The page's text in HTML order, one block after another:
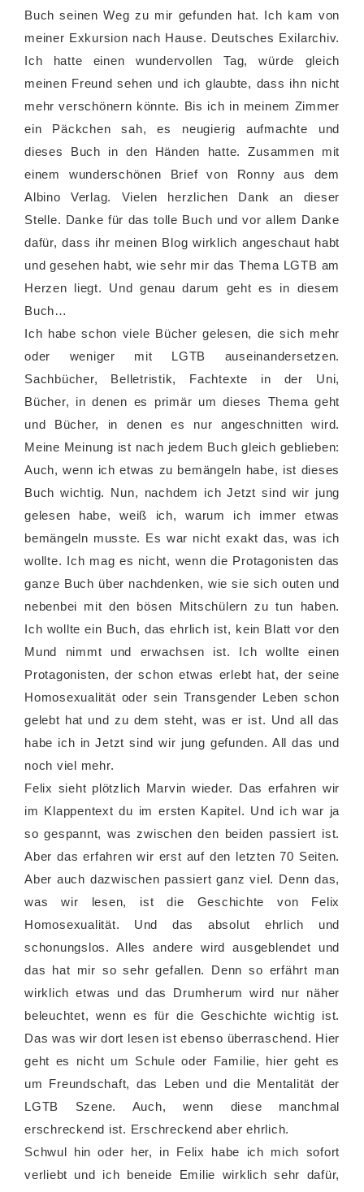
Buch seinen Weg zu mir gefunden hat. Ich kam von
meiner Exkursion nach Hause. Deutsches Exilarchiv.
Ich hatte einen wundervollen Tag, würde gleich
meinen Freund sehen und ich glaubte, dass ihn nicht
mehr verschönern könnte. Bis ich in meinem Zimmer
ein Päckchen sah, es neugierig aufmachte und
dieses Buch in den Händen hatte. Zusammen mit
einem wunderschönen Brief von Ronny aus dem
Albino Verlag. Vielen herzlichen Dank an dieser
Stelle. Danke für das tolle Buch und vor allem Danke
dafür, dass ihr meinen Blog wirklich angeschaut habt
und gesehen habt, wie sehr mir das Thema LGTB am
Herzen liegt. Und genau darum geht es in diesem
Buch…
Ich habe schon viele Bücher gelesen, die sich mehr
oder weniger mit LGTB auseinandersetzen.
Sachbücher, Belletristik, Fachtexte in der Uni,
Bücher, in denen es primär um dieses Thema geht
und Bücher, in denen es nur angeschnitten wird.
Meine Meinung ist nach jedem Buch gleich geblieben:
Auch, wenn ich etwas zu bemängeln habe, ist dieses
Buch wichtig. Nun, nachdem ich Jetzt sind wir jung
gelesen habe, weiß ich, warum ich immer etwas
bemängeln musste. Es war nicht exakt das, was ich
wollte. Ich mag es nicht, wenn die Protagonisten das
ganze Buch über nachdenken, wie sie sich outen und
nebenbei mit den bösen Mitschülern zu tun haben.
Ich wollte ein Buch, das ehrlich ist, kein Blatt vor den
Mund nimmt und erwachsen ist. Ich wollte einen
Protagonisten, der schon etwas erlebt hat, der seine
Homosexualität oder sein Transgender Leben schon
gelebt hat und zu dem steht, was er ist. Und all das
habe ich in Jetzt sind wir jung gefunden. All das und
noch viel mehr.
Felix sieht plötzlich Marvin wieder. Das erfahren wir
im Klappentext du im ersten Kapitel. Und ich war ja
so gespannt, was zwischen den beiden passiert ist.
Aber das erfahren wir erst auf den letzten 70 Seiten.
Aber auch dazwischen passiert ganz viel. Denn das,
was wir lesen, ist die Geschichte von Felix
Homosexualität. Und das absolut ehrlich und
schonungslos. Alles andere wird ausgeblendet und
das hat mir so sehr gefallen. Denn so erfährt man
wirklich etwas und das Drumherum wird nur näher
beleuchtet, wenn es für die Geschichte wichtig ist.
Das was wir dort lesen ist ebenso überraschend. Hier
geht es nicht um Schule oder Familie, hier geht es
um Freundschaft, das Leben und die Mentalität der
LGTB Szene. Auch, wenn diese manchmal
erschreckend ist. Erschreckend aber ehrlich.
Schwul hin oder her, in Felix habe ich mich sofort
verliebt und ich beneide Emilie wirklich sehr dafür,